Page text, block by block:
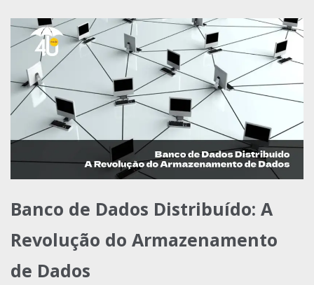
Banco de Dados Distribuído: A
Revolução do Armazenamento
de Dados